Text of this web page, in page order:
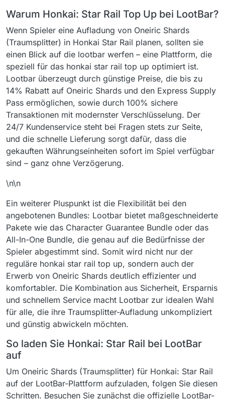
Warum Honkai: Star Rail Top Up bei LootBar?
Wenn Spieler eine Aufladung von Oneiric Shards
(Traumsplitter) in Honkai Star Rail planen, sollten sie
einen Blick auf die lootbar werfen – eine Plattform, die
speziell für das honkai star rail top up optimiert ist.
Lootbar überzeugt durch günstige Preise, die bis zu
14% Rabatt auf Oneiric Shards und den Express Supply
Pass ermöglichen, sowie durch 100% sichere
Transaktionen mit modernster Verschlüsselung. Der
24/7 Kundenservice steht bei Fragen stets zur Seite,
und die schnelle Lieferung sorgt dafür, dass die
gekauften Währungseinheiten sofort im Spiel verfügbar
sind – ganz ohne Verzögerung.
\n\n
Ein weiterer Pluspunkt ist die Flexibilität bei den
angebotenen Bundles: Lootbar bietet maßgeschneiderte
Pakete wie das Character Guarantee Bundle oder das
All-In-One Bundle, die genau auf die Bedürfnisse der
Spieler abgestimmt sind. Somit wird nicht nur der
reguläre honkai star rail top up, sondern auch der
Erwerb von Oneiric Shards deutlich effizienter und
komfortabler. Die Kombination aus Sicherheit, Ersparnis
und schnellem Service macht Lootbar zur idealen Wahl
für alle, die ihre Traumsplitter-Aufladung unkompliziert
und günstig abwickeln möchten.
So laden Sie Honkai: Star Rail bei LootBar
auf
Um Oneiric Shards (Traumsplitter) für Honkai: Star Rail
auf der LootBar-Plattform aufzuladen, folgen Sie diesen
Schritten. Besuchen Sie zunächst die offizielle LootBar-